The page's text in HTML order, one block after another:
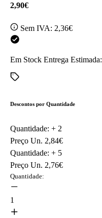
2,90€
Sem IVA: 2,36€
Em Stock Entrega Estimada:
Descontos por Quantidade
Quantidade: + 2
Preço Un. 2,84€
Quantidade: + 5
Preço Un. 2,76€
Quantidade:
1